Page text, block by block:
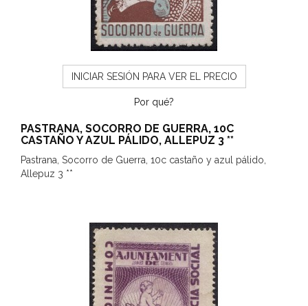
INICIAR SESIÓN PARA VER EL PRECIO
Por qué?
PASTRANA, SOCORRO DE GUERRA, 10C
CASTAÑO Y AZUL PÁLIDO, ALLEPUZ 3 **
Pastrana, Socorro de Guerra, 10c castaño y azul pálido,
Allepuz 3 **